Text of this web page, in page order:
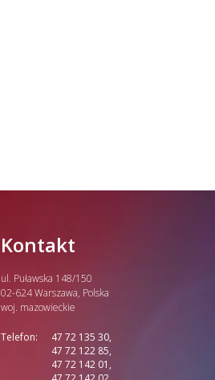
Kontakt
ul. Puławska 148/150
02-624 Warszawa, Polska
woj. mazowieckie
Telefon:
47 72 135 30,
47 72 122 85,
47 72 142 01,